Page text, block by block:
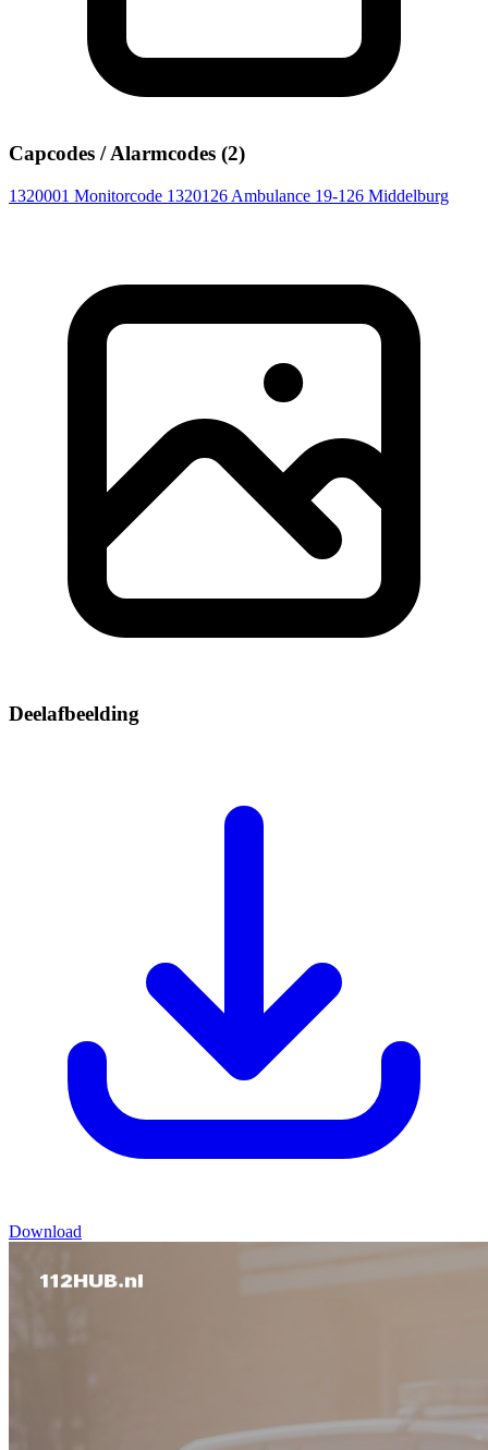
Capcodes / Alarmcodes (2)
1320001 Monitorcode 1320126 Ambulance 19-126 Middelburg
Deelafbeelding
Download